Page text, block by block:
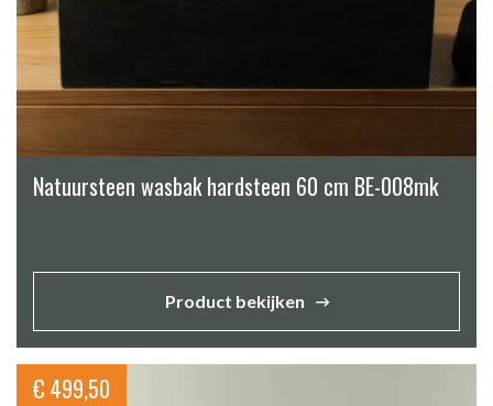
Natuursteen wasbak hardsteen 60 cm BE-008mk
Product bekijken
€ 499,50